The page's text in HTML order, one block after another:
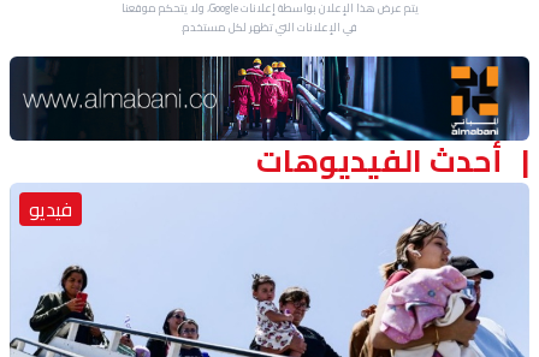
يتم عرض هذا الإعلان بواسطة إعلانات Google، ولا يتحكم موقعنا
في الإعلانات التي تظهر لكل مستخدم.
Advertisement Section
أحدث الفيديوهات
فيديو